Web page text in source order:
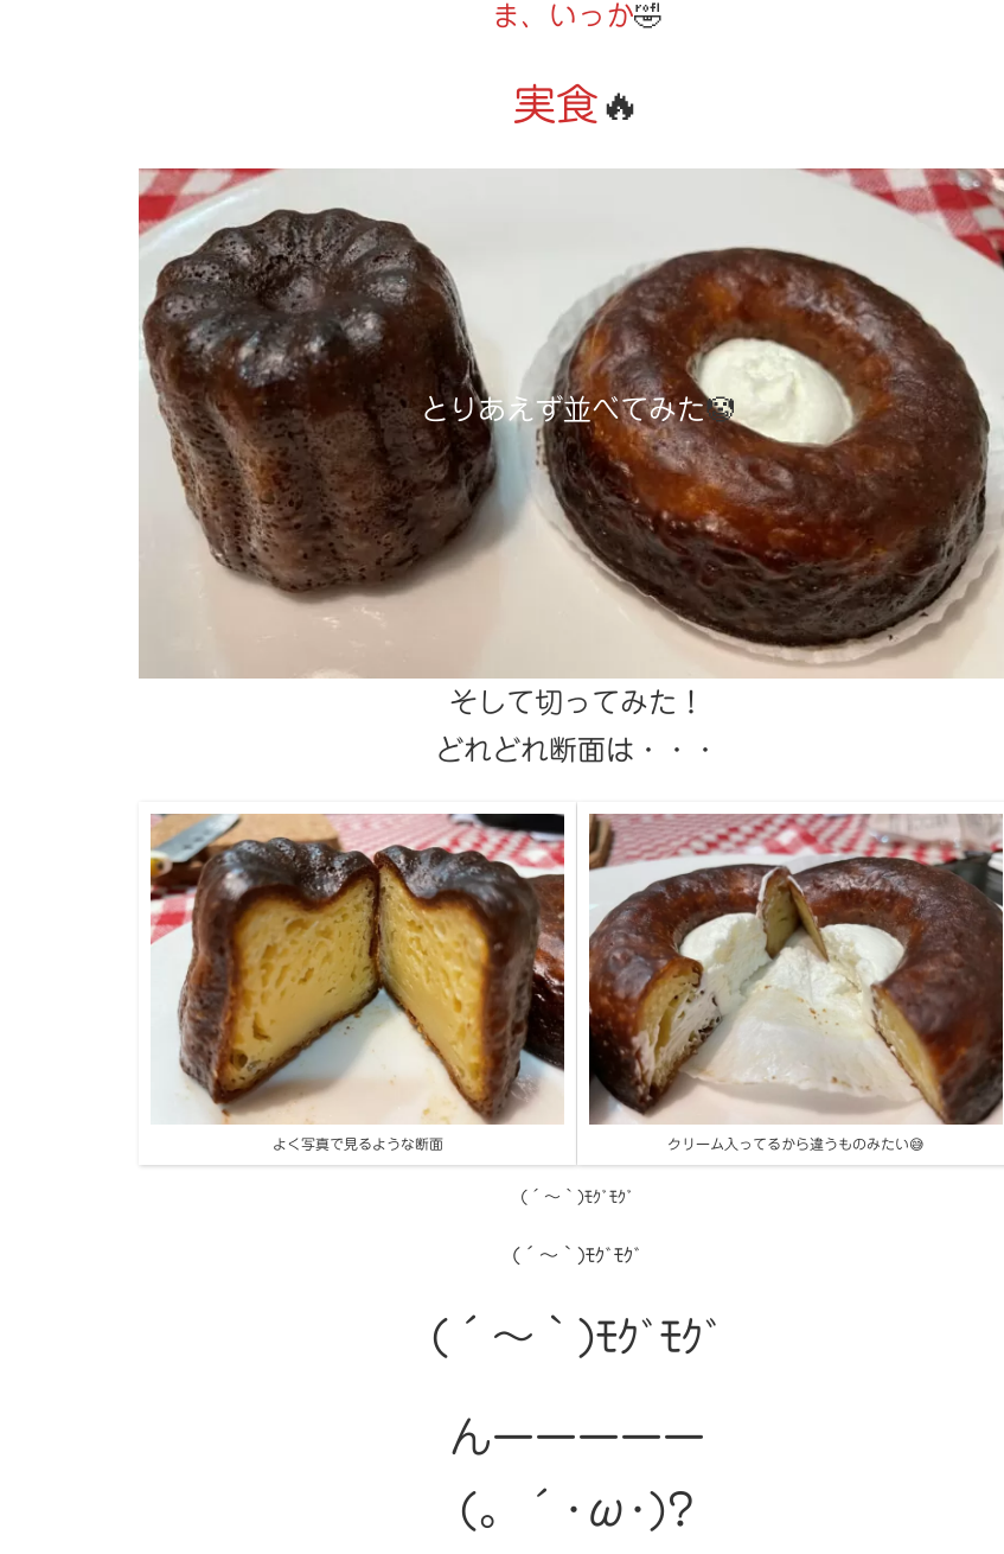
ま、いっか🤣
実食🔥
とりあえず並べてみた🤡
そして切ってみた！
どれどれ断面は・・・
よく写真で見るような断面 クリーム入ってるから違うものみたい😅
(´～｀)ﾓｸﾞﾓｸﾞ
(´～｀)ﾓｸﾞﾓｸﾞ
(´～｀)ﾓｸﾞﾓｸﾞ
んーーーーー
(。´･ω･)?